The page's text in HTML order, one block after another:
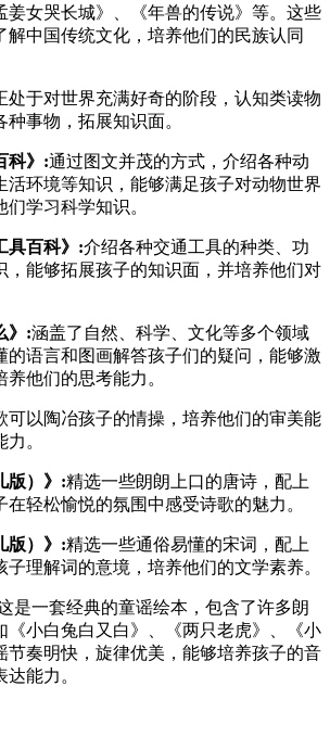
姜女哭长城》、《年兽的传说》等。这些
解中国传统文化，培养他们的民族认同
处于对世界充满好奇的阶段，认知类读物
事物，拓展知识面。
科》:通过图文并茂的方式，介绍各种动
活环境等知识，能够满足孩子对动物世界
学习科学知识。
具百科》:介绍各种交通工具的种类、功
，能够拓展孩子的知识面，并培养他们对
》:涵盖了自然、科学、文化等多个领域
的语言和图画解答孩子们的疑问，能够激
他们的思考能力。
可以陶冶孩子的情操，培养他们的审美能
。
版）》:精选一些朗朗上口的唐诗，配上
轻松愉悦的氛围中感受诗歌的魅力。
版）》:精选一些通俗易懂的宋词，配上
理解词的意境，培养他们的文学素养。
是一套经典的童谣绘本，包含了许多朗
《小白兔白又白》、《两只老虎》、《小
节奏明快，旋律优美，能够培养孩子的音
能力。